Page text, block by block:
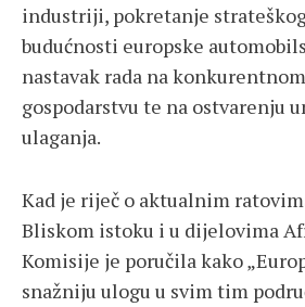
industriji, pokretanje
budućnosti europske
nastavak rada na
gospodarstvu te na ostvarenju
ulaganja.
Kad je riječ o aktualnim
Bliskom istoku i u dijelovima
Komisije je poručila kako
snažniju ulogu u svim tim